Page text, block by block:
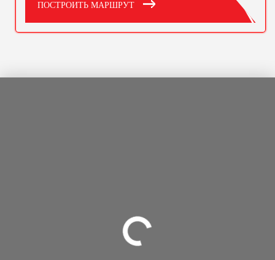
ПОСТРОИТЬ МАРШРУТ